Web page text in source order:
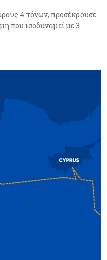
4 τόνων, προσέκρουσε
που ισοδυναμεί με 3